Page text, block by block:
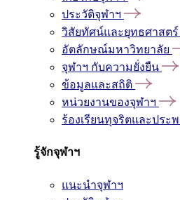
ประวัติจุฬาฯ
วิสัยทัศน์และยุทธศาสตร์
อัตลักษณ์มหาวิทยาลัย
จุฬาฯ กับความยั่งยืน
ข้อมูลและสถิติ
หน่วยงานของจุฬาฯ
ร้องเรียนทุจริตและประ
รู้จักจุฬาฯ
แนะนำจุฬาฯ